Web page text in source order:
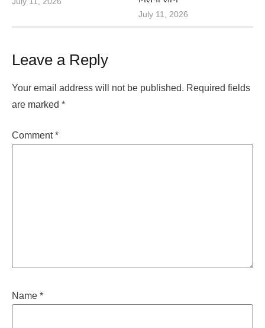
July 11, 2026
Leave a Reply
Your email address will not be published. Required fields
are marked *
Comment*
Name *